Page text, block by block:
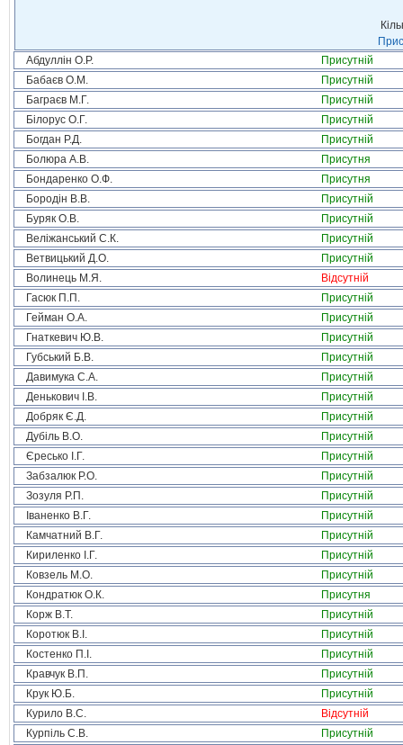
Абдуллін О.Р.
Присутній
Бабаєв О.М.
Присутній
Баграєв М.Г.
Присутній
Білорус О.Г.
Присутній
Богдан Р.Д.
Присутній
Болюра А.В.
Присутня
Бондаренко О.Ф.
Присутня
Бородін В.В.
Присутній
Буряк О.В.
Присутній
Веліжанський С.К.
Присутній
Ветвицький Д.О.
Присутній
Волинець М.Я.
Відсутній
Гасюк П.П.
Присутній
Гейман О.А.
Присутній
Гнаткевич Ю.В.
Присутній
Губський Б.В.
Присутній
Давимука С.А.
Присутній
Денькович І.В.
Присутній
Добряк Є.Д.
Присутній
Дубіль В.О.
Присутній
Єресько І.Г.
Присутній
Забзалюк Р.О.
Присутній
Зозуля Р.П.
Присутній
Іваненко В.Г.
Присутній
Камчатний В.Г.
Присутній
Кириленко І.Г.
Присутній
Ковзель М.О.
Присутній
Кондратюк О.К.
Присутня
Корж В.Т.
Присутній
Коротюк В.І.
Присутній
Костенко П.І.
Присутній
Кравчук В.П.
Присутній
Крук Ю.Б.
Присутній
Курило В.С.
Відсутній
Курпіль С.В.
Присутній